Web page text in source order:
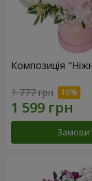
Композиція
1 777 грн